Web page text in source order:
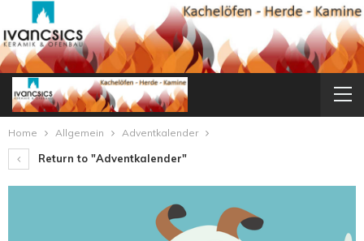
Home Allgemein Adventkalender
Return to "Adventkalender"